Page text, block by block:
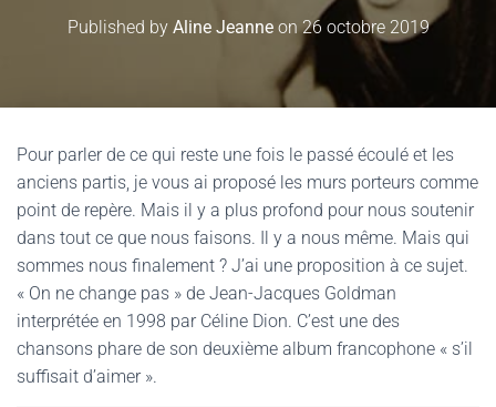
Published by Aline Jeanneon26 octobre 2019
Pour parler de ce qui reste une fois le passé écoulé et les
anciens partis, je vous ai proposé les murs porteurs comme
point de repère. Mais il y a plus profond pour nous soutenir
dans tout ce que nous faisons. Il y a nous même. Mais qui
sommes nous finalement ? J’ai une proposition à ce sujet.
« On ne change pas » de Jean-Jacques Goldman
interprétée en 1998 par Céline Dion. C’est une des
chansons phare de son deuxième album francophone « s’il
suffisait d’aimer ».